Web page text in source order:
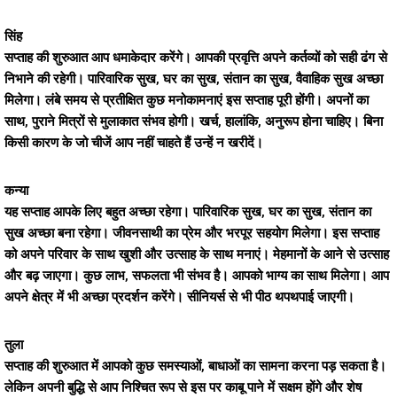
सिंह
सप्ताह की शुरुआत आप धमाकेदार करेंगे। आपकी प्रवृत्ति अपने कर्तव्यों को सही ढंग से
निभाने की रहेगी। पारिवारिक सुख, घर का सुख, संतान का सुख, वैवाहिक सुख अच्छा
मिलेगा। लंबे समय से प्रतीक्षित कुछ मनोकामनाएं इस सप्ताह पूरी होंगी। अपनों का
साथ, पुराने मित्रों से मुलाकात संभव होगी। खर्च, हालांकि, अनुरूप होना चाहिए। बिना
किसी कारण के जो चीजें आप नहीं चाहते हैं उन्हें न खरीदें।
कन्या
यह सप्ताह आपके लिए बहुत अच्छा रहेगा। पारिवारिक सुख, घर का सुख, संतान का
सुख अच्छा बना रहेगा। जीवनसाथी का प्रेम और भरपूर सहयोग मिलेगा। इस सप्ताह
को अपने परिवार के साथ खुशी और उत्साह के साथ मनाएं। मेहमानों के आने से उत्साह
और बढ़ जाएगा। कुछ लाभ, सफलता भी संभव है। आपको भाग्य का साथ मिलेगा। आप
अपने क्षेत्र में भी अच्छा प्रदर्शन करेंगे। सीनियर्स से भी पीठ थपथपाई जाएगी।
तुला
सप्ताह की शुरुआत में आपको कुछ समस्याओं, बाधाओं का सामना करना पड़ सकता है।
लेकिन अपनी बुद्धि से आप निश्चित रूप से इस पर काबू पाने में सक्षम होंगे और शेष